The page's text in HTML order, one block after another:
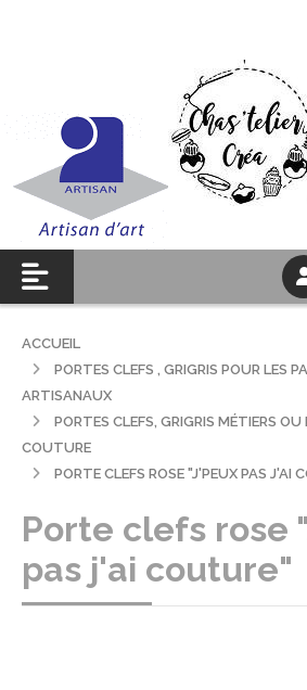
ACCUEIL
PORTES CLEFS , GRIGRIS POUR LES
ARTISANAUX
PORTES CLEFS, GRIGRIS MÉTIERS OU
COUTURE
PORTE CLEFS ROSE "J'PEUX PAS J'AI
Porte clefs rose
pas j'ai couture"